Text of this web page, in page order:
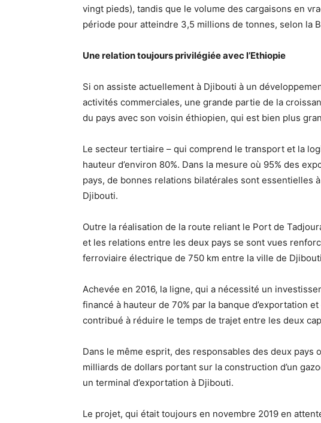
vingt pieds), tandis que le volume des cargaisons en
période pour atteindre 3,5 millions de tonnes, selon la
Une relation toujours privilégiée avec l’Ethiopie
Si on assiste actuellement à Djibouti à un
activités commerciales, une grande partie de la
du pays avec son voisin éthiopien, qui est bien plus
Le secteur tertiaire – qui comprend le transport et la
hauteur d’environ 80%. Dans la mesure où 95% des
pays, de bonnes relations bilatérales sont essentielles
Djibouti.
Outre la réalisation de la route reliant le Port de
et les relations entre les deux pays se sont vues
ferroviaire électrique de 750 km entre la ville de
Achevée en 2016, la ligne, qui a nécessité un
financé à hauteur de 70% par la banque d’exportation
contribué à réduire le temps de trajet entre les deux
Dans le même esprit, des responsables des deux pays
milliards de dollars portant sur la construction d’un
un terminal d’exportation à Djibouti.
Le projet, qui était toujours en novembre 2019 en